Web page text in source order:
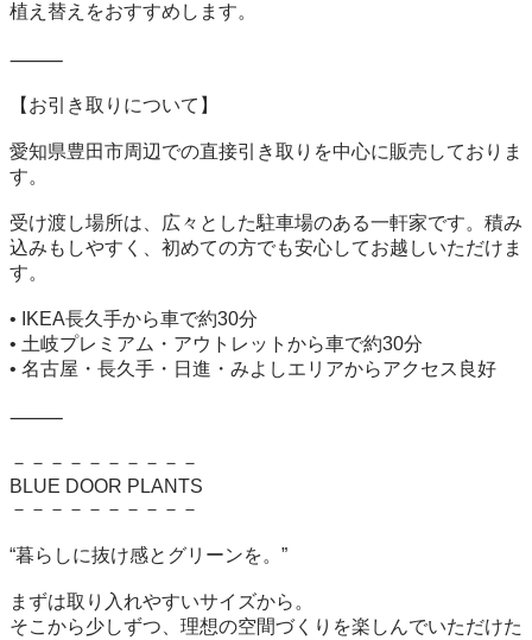
植え替えをおすすめします。
⸻
【お引き取りについて】
愛知県豊田市周辺での直接引き取りを中心に販売しておりま
す。
受け渡し場所は、広々とした駐車場のある一軒家です。積み
込みもしやすく、初めての方でも安心してお越しいただけま
す。
• IKEA長久手から車で約30分
• 土岐プレミアム・アウトレットから車で約30分
• 名古屋・長久手・日進・みよしエリアからアクセス良好
⸻
－－－－－－－－－－
BLUE DOOR PLANTS
－－－－－－－－－－
“暮らしに抜け感とグリーンを。”
まずは取り入れやすいサイズから。
そこから少しずつ、理想の空間づくりを楽しんでいただけた